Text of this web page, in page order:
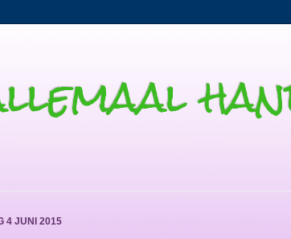
4 JUNI 2015